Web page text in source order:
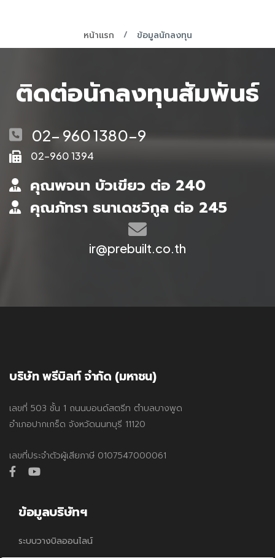
หน้าแรก ข้อมูลนักลงทุน
ติดต่อนักลงทุนสัมพันธ์
02- 960 1380-9
02-960 1394
คุณพจนา บัวเขียว ต่อ 240
คุณภัทรา ธนาเดชวิกูล ต่อ 245
ir@prebuilt.co.th
บริษัท พรีบิลท์ จำกัด (มหาชน)
เลขที่ 503 ชั้น 1 ถนนบอนด์สตรีท ตำบลบางพูด
อำเภอปากเกร็ด จังหวัดนนทบุรี 11120
เลขที่ประจำตัวผู้เสียภาษี 0107547000061
facebookyoutube
ข้อมูลบริษัทฯ
ระบบวางบิลออนไลน์